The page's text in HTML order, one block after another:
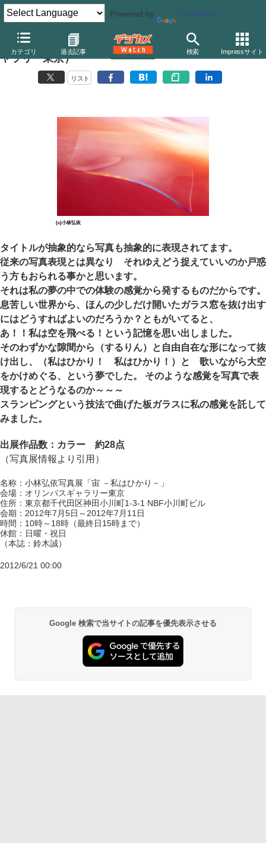
Powered by Translate
カテゴリ 過去記事 検索 Impressサイト
小林弘依写真展「宙 －私はひかり－」（オリンパスギ
ャラリー東京）
リスト
(c)小林弘依
タイトルが抽象的なら写真も抽象的に表現されてます。
従来の写真表現とは異なり それゆえどう捉えていいのか戸惑
う方もおられる事かと思います。
それは私の夢の中での体験の感覚から発するものだからです。
息苦しい世界から、ほんの少しだけ開いたガラス窓を抜け出す
にはどうすればよいのだろうか？ともがいてると、
あ！！私は空を飛べる！という記憶を思い出しました。
そのわずかな隙間から（するりん）と自由自在な形になって抜
け出し、（私はひかり！ 私はひかり！）と 歌いながら大空
をかけめぐる、という夢でした。 そのような感覚を写真で表
現するとどうなるのか～～～
スランピングという技法で曲げた板ガラスに私の感覚を託して
みました。
出展作品数：カラー 約28点
（写真展情報より引用）
名称：小林弘依写真展「宙 －私はひかり－」
会場：オリンパスギャラリー東京
住所：東京都千代田区神田小川町1-3-1 NBF小川町ビル
会期：2012年7月5日～2012年7月11日
時間：10時～18時（最終日15時まで）
休館：日曜・祝日
（本誌：鈴木誠）
2012/6/21 00:00
Google 検索で当サイトの記事を優先表示させる